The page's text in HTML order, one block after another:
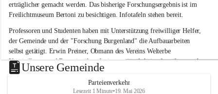
e
e
erträglicher gemacht werden. Das bisherige Forschungsergebnis ist im
Freilichtmuseum Bertoni zu besichtigen. Infotafeln stehen bereit.
Professoren und Studenten haben mit Unterstützung freiwilliger Helfer,
der Gemeinde und der "Forschung Burgenland" die Aufbauarbeiten
selbst getätigt. Erwin Preiner, Obmann des Vereins Welterbe
Neusiedlersee und Bgm. ist über die innovative Arbeit sehr erfreut und
hofft auf baldige praktische Anwendung der Forschungsergebnisse.
Gerade in Zeiten des Klimawandels ist jede technologische Innovation
Unsere Gemeinde
Parteienverkehr
Lesezeit 1 Minute•19. Mai 2026